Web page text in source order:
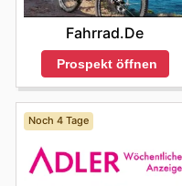
Fahrrad.de
Prospekt öffnen
Noch 4 Tage